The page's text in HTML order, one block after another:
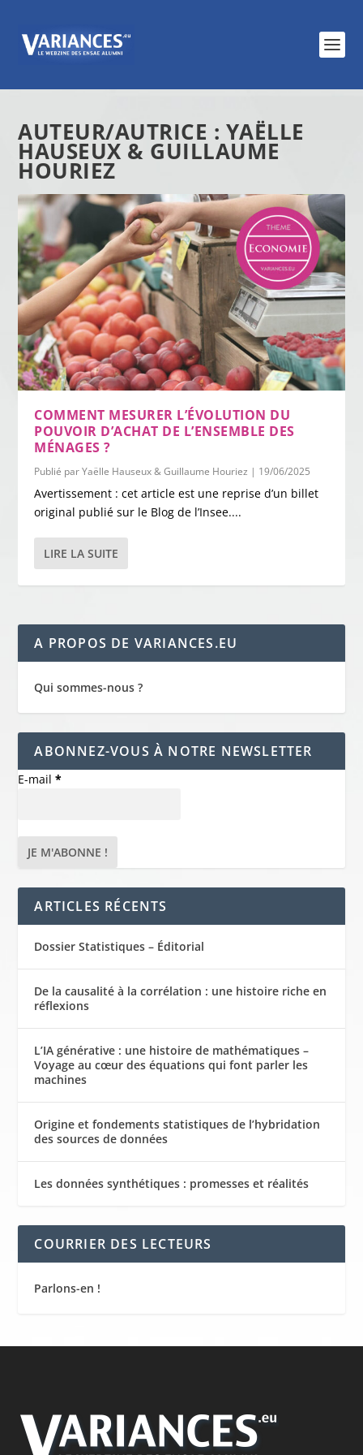
AUTEUR/AUTRICE : YAËLLE
HAUSEUX & GUILLAUME
HOURIEZ
COMMENT MESURER L’ÉVOLUTION DU
POUVOIR D’ACHAT DE L’ENSEMBLE DES
MÉNAGES ?
Publié parYaëlle Hauseux & Guillaume Houriez | 19/06/2025
Avertissement : cet article est une reprise d’un billet
original publié sur le Blog de l’Insee....
LIRE LA SUITE
A PROPOS DE VARIANCES.EU
Qui sommes-nous ?
ABONNEZ-VOUS À NOTRE NEWSLETTER
E-mail*
ARTICLES RÉCENTS
Dossier Statistiques – Éditorial
De la causalité à la corrélation : une histoire riche en
réflexions
L’IA générative : une histoire de mathématiques –
Voyage au cœur des équations qui font parler les
machines
Origine et fondements statistiques de l’hybridation
des sources de données
Les données synthétiques : promesses et réalités
COURRIER DES LECTEURS
Parlons-en !